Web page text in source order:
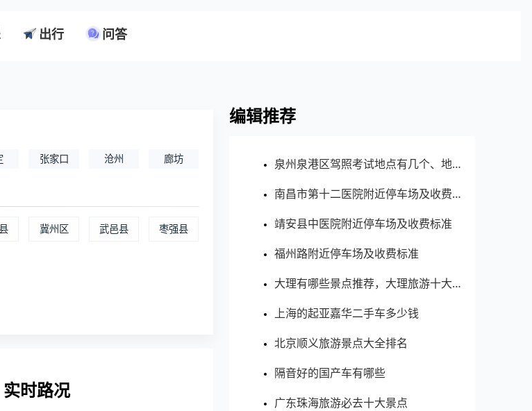
出行 问答
张家口 沧州 廊坊
冀州区 武邑县 枣强县
时路况
编辑推荐
泉州泉港区驾照考试地点有几个、地址、电话、工作时间
南昌市第十二医院附近停车场及收费标准
靖安县中医院附近停车场及收费标准
福州路附近停车场及收费标准
大理有哪些景点推荐，大理旅游十大必去玩的景区
上海的起亚嘉华二手车多少钱
北京顺义旅游景点大全排名
隔音好的国产车有哪些
广东珠海旅游必去十大景点